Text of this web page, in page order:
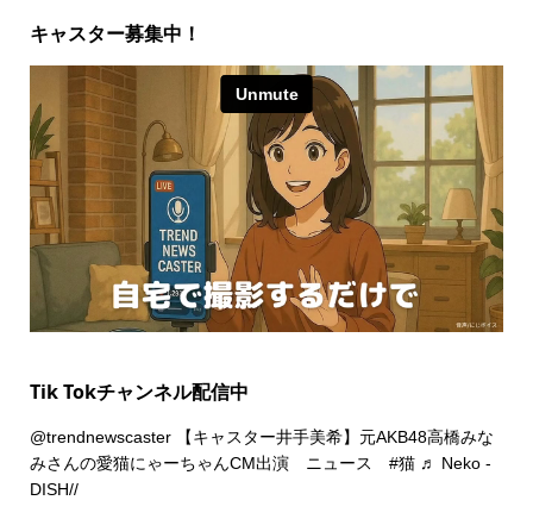
キャスター募集中！
Tik Tokチャンネル配信中
@trendnewscaster【キャスター井手美希】元AKB48高橋みな
みさんの愛猫にゃーちゃんCM出演 ニュース #猫 ♬ Neko -
DISH//